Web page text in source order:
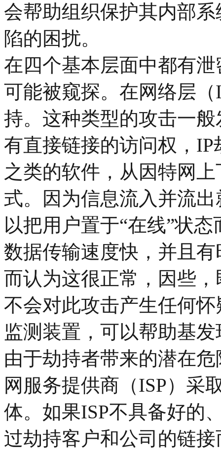
会帮助组织保护其内部
陷的困扰。
在四个基本层面中都有
可能被窥探。在网络层
持。这种类型的攻击一
有直接链接的访问权，IP
之类的软件，从因特网
式。因为信息流入并流
以把用户置于“在线”状
数据传输速度快，并且
而认为这很正常，因些
不会对此攻击产生任何
监测装置，可以帮助基
由于劫持者带来的潜在
网服务提供商（ISP）采
体。如果ISP不具备好的
过劫持客户和公司的链